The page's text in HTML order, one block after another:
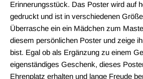
Erinnerungsstück. Das Poster wird auf
gedruckt und ist in verschiedenen
Überrasche ein ein Mädchen zum
diesem persönlichen Poster und zeige
bist. Egal ob als Ergänzung zu einem
eigenständiges Geschenk, dieses
Ehrenplatz erhalten und lange Freude